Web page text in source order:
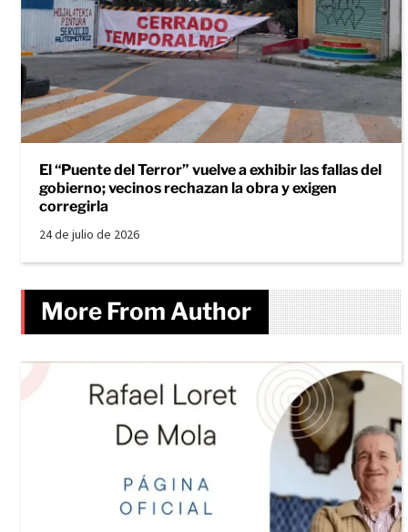
El “Puente del Terror” vuelve a exhibir las fallas del
gobierno; vecinos rechazan la obra y exigen
corregirla
24 de julio de 2026
More From Author